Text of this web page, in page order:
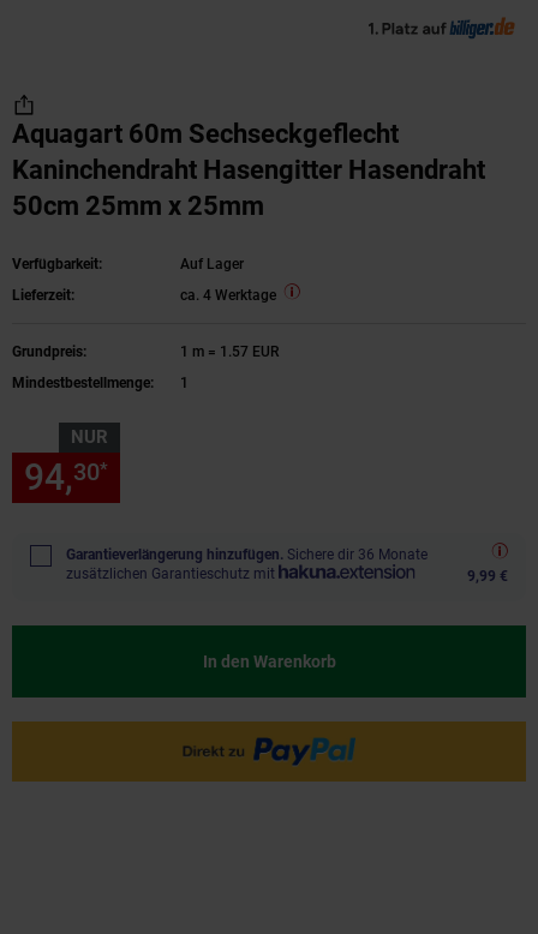
Aquagart 60m Sechseckgeflecht
Kaninchendraht Hasengitter Hasendraht
50cm 25mm x 25mm
Verfügbarkeit:
Auf Lager
Lieferzeit:
ca. 4 Werktage
Grundpreis:
1 m = 1.57 EUR
Mindestbestellmenge:
1
NUR
94,30*
Garantieverlängerung hinzufügen. Sichere dir 36 Monate
zusätzlichen Garantieschutz mit
9,99 €
In den Warenkorb